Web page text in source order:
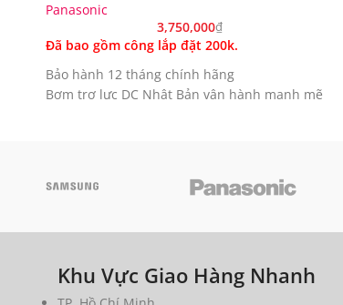
Panasonic
3,750,000₫
Đã bao gồm công lắp đặt 200k.
Bảo hành 12 tháng chính hãng
Bơm trợ lực DC Nhật Bản vận hành mạnh mẽ
hợp
sạch sẽ
đồng
Hướng dẫn sử dụng PDF
Khu Vực Giao Hàng Nhanh